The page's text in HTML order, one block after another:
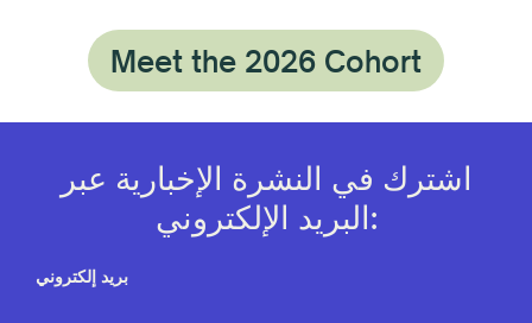
Meet the 2026 Cohort
اشترك في النشرة الإخبارية عبر
البريد الإلكتروني:
بريد إلكتروني